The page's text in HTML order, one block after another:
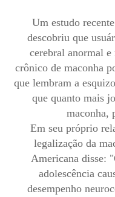
Um estudo
descobriu que
cerebral anormal
crônico de maconha
que lembram a
que quanto mais
maconha,
Em seu próprio
legalização da
Americana disse:
adolescência
desempenho